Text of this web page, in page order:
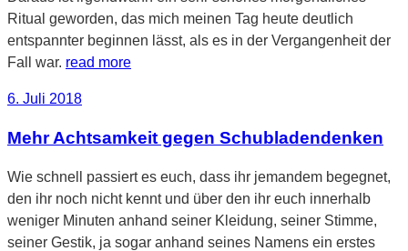
Ritual geworden, das mich meinen Tag heute deutlich
entspannter beginnen lässt, als es in der Vergangenheit der
Fall war. read more
Veröffentlicht
6. Juli 2018
Mehr Achtsamkeit gegen Schubladendenken
Wie schnell passiert es euch, dass ihr jemandem begegnet,
den ihr noch nicht kennt und über den ihr euch innerhalb
weniger Minuten anhand seiner Kleidung, seiner Stimme,
seiner Gestik, ja sogar anhand seines Namens ein erstes